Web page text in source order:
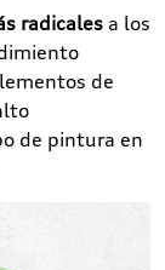
radicalesa los
de
de pintura en